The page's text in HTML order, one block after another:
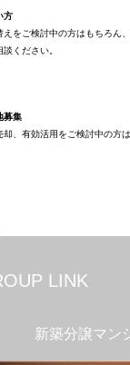
方
えをご検討中の方はもちろん
ください。
募集
却、有効活用をご検討中の方
LINK
新築分譲マン